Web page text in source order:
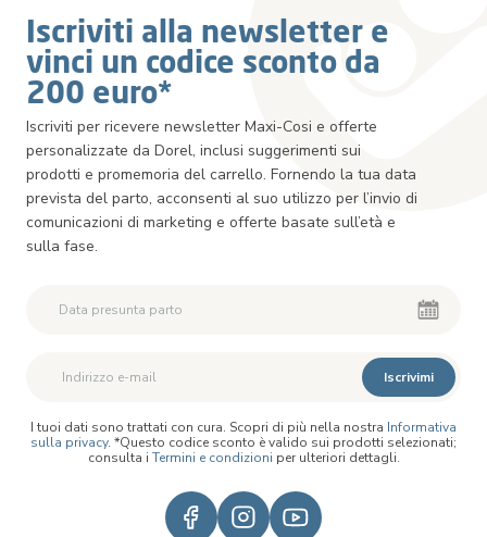
Iscriviti alla newsletter e
vinci un codice sconto da
200 euro*
Iscriviti per ricevere newsletter Maxi-Cosi e offerte
personalizzate da Dorel, inclusi suggerimenti sui
prodotti e promemoria del carrello. Fornendo la tua data
prevista del parto, acconsenti al suo utilizzo per l’invio di
comunicazioni di marketing e offerte basate sull’età e
sulla fase.
Iscrivimi
I tuoi dati sono trattati con cura. Scopri di più nella nostra Informativa
sulla privacy. *Questo codice sconto è valido sui prodotti selezionati;
consulta i Termini e condizioni per ulteriori dettagli.